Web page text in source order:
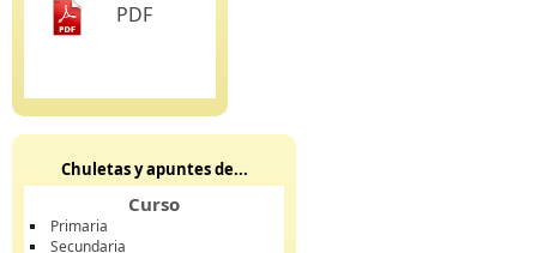
PDF
Chuletas y apuntes de...
Curso
Primaria
Secundaria